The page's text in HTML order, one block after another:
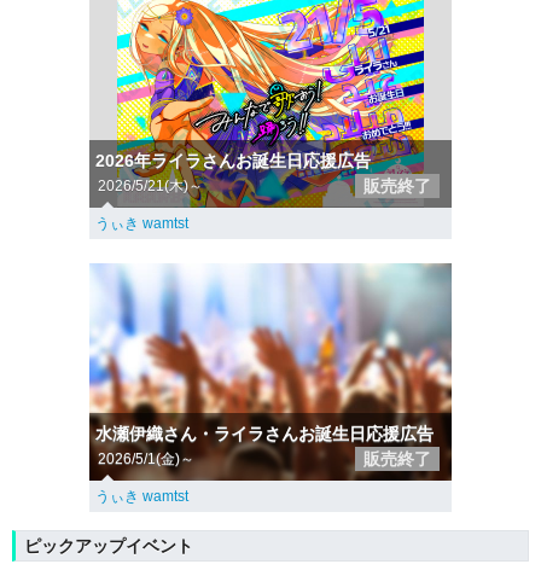
2026年ライラさんお誕生日応援広告
2026/5/21(木)～ 販売終了
うぃき wamtst
水瀬伊織さん・ライラさんお誕生日応援広告
2026/5/1(金)～ 販売終了
うぃき wamtst
ピックアップイベント